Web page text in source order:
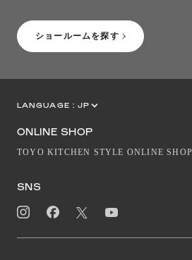
ショールームを探す
LANGUAGE : JP
ONLINE SHOP
TOYO KITCHEN STYLE ONLINE SHOP
SNS